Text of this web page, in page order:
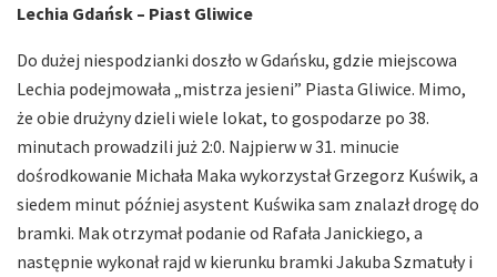
Lechia Gdańsk – Piast Gliwice
Do dużej niespodzianki doszło w Gdańsku, gdzie miejscowa
Lechia podejmowała „mistrza jesieni” Piasta Gliwice. Mimo,
że obie drużyny dzieli wiele lokat, to gospodarze po 38.
minutach prowadzili już 2:0. Najpierw w 31. minucie
dośrodkowanie Michała Maka wykorzystał Grzegorz Kuświk, a
siedem minut później asystent Kuświka sam znalazł drogę do
bramki. Mak otrzymał podanie od Rafała Janickiego, a
następnie wykonał rajd w kierunku bramki Jakuba Szmatuły i